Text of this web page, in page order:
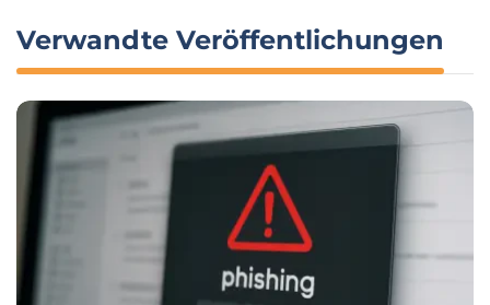
Verwandte Veröffentlichungen